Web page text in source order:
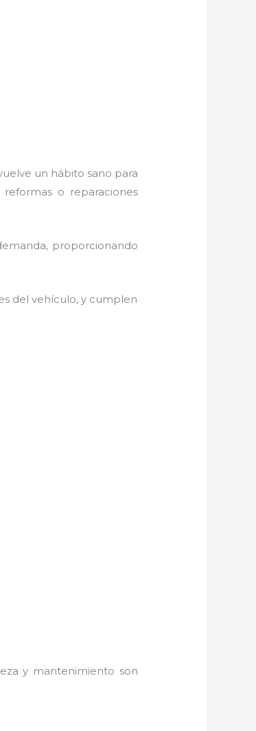
un hábito sano para
o reparaciones
proporcionando
del vehículo, y cumplen
y mantenimiento son